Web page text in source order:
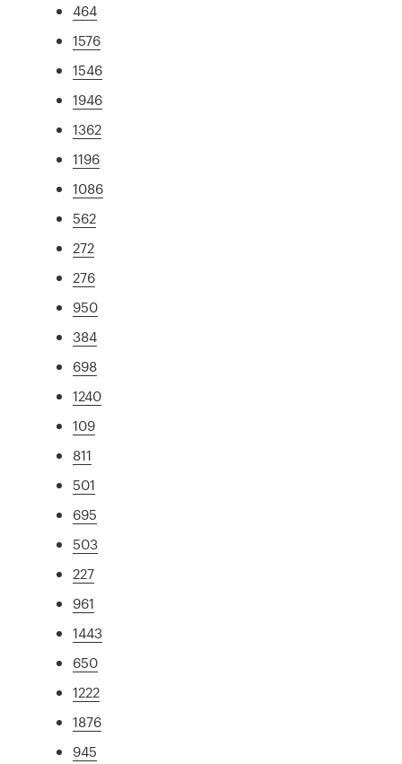
464
1576
1546
1946
1362
1196
1086
562
272
276
950
384
698
1240
109
811
501
695
503
227
961
1443
650
1222
1876
945